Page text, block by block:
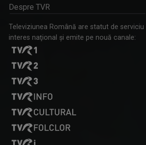
TEZAUR FOLCLORIC
Una dintre cele mai longevive emisiuni ale ...
TUDOR FURDUI
Cu o profesie de economist şi cu visele din ...
Despre TVR
Televiziunea Română are statut de
interes naţional şi emite pe nouă canale: